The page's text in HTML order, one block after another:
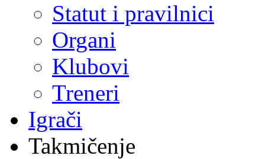
Statut i pravilnici
Organi
Klubovi
Treneri
Igrači
Takmičenje